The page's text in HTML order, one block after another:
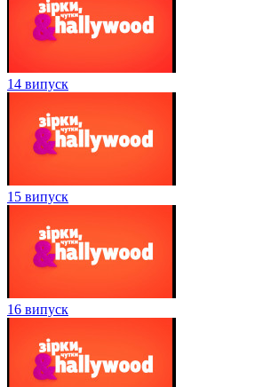
14 випуск
15 випуск
16 випуск